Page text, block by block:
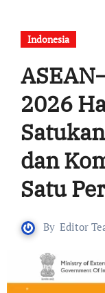
Indonesia
2026
dan
Satu
By Editor